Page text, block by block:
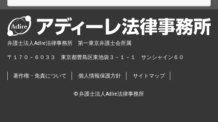
弁護士法人AdIre法律事務所 第一東京弁護士会所属
〒１７０－６０３３ 東京都豊島区東池袋３－１－１ サンシャイン６０
著作権・免責について 個人情報保護方針 サイトマップ
© 弁護士法人AdIre法律事務所